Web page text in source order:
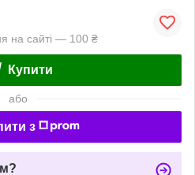
на сайті — 100 ₴
Купити
або
з